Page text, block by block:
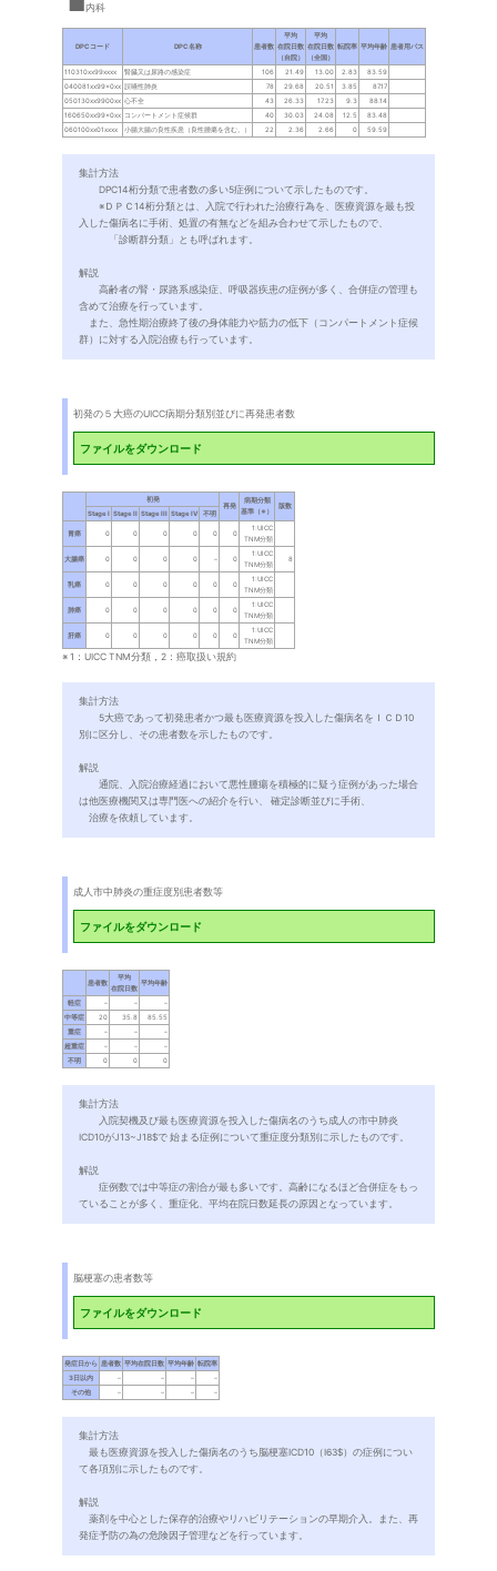
内科
集計方法
DPC14桁分類で患者数の多い5症例について示したものです。
※ＤＰＣ14桁分類とは、入院で行われた治療行為を、医療資源を最も投
入した傷病名に手術、処置の有無などを組み合わせて示したもので、
「診断群分類」とも呼ばれます。
解説
高齢者の腎・尿路系感染症、呼吸器疾患の症例が多く、合併症の管理も
含めて治療を行っています。
また、急性期治療終了後の身体能力や筋力の低下（コンパートメント症候
群）に対する入院治療も行っています。
初発の５大癌のUICC病期分類別並びに再発患者数
ファイルをダウンロード
※ 1：UICC TNM分類，2：癌取扱い規約
集計方法
5大癌であって初発患者かつ最も医療資源を投入した傷病名をＩＣＤ10
別に区分し、その患者数を示したものです。
解説
通院、入院治療経過において悪性腫瘍を積極的に疑う症例があった場合
は他医療機関又は専門医への紹介を行い、 確定診断並びに手術、
治療を依頼しています。
成人市中肺炎の重症度別患者数等
ファイルをダウンロード
集計方法
入院契機及び最も医療資源を投入した傷病名のうち成人の市中肺炎
ICD10がJ13~J18$で 始まる症例について重症度分類別に示したものです。
解説
症例数では中等症の割合が最も多いです。高齢になるほど合併症をもっ
ていることが多く、重症化、平均在院日数延長の原因となっています。
脳梗塞の患者数等
ファイルをダウンロード
集計方法
最も医療資源を投入した傷病名のうち脳梗塞ICD10（I63$）の症例につい
て各項別に示したものです。
解説
薬剤を中心とした保存的治療やリハビリテーションの早期介入。また、再
発症予防の為の危険因子管理などを行っています。